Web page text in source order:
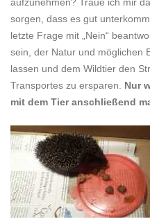
sorgen, dass es gut
letzte Frage mit „Nein“
sein, der Natur und möglichen
lassen und dem Wildtier den
Transportes zu ersparen. Nur
mit dem Tier anschließend